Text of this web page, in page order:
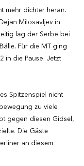
mehr dichter heran.
Milosavljev in
lag der Serbe bei
Für die MT ging
in die Pause. Jetzt
Spitzenspiel nicht
zu viele
gegen diesen Gidsel,
Die Gäste
an diesem